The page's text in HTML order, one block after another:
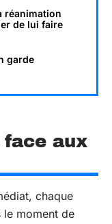
réanimation
de lui faire
garde
face aux
chaque
le moment de